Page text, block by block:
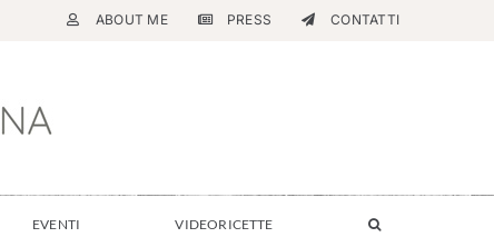
ABOUT ME PRESS CONTATTI
EVENTI VIDEORICETTE